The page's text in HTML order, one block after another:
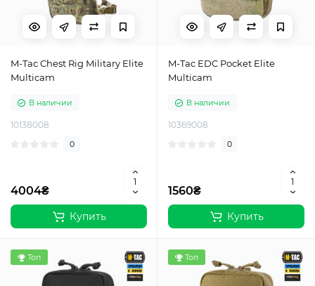
M-Tac Chest Rig Military Elite
Multicam
В наличии
10138008
0
4004₴
Купить
M-Tac EDC Pocket Elite
Multicam
В наличии
10369008
0
1560₴
Купить
Топ Топ